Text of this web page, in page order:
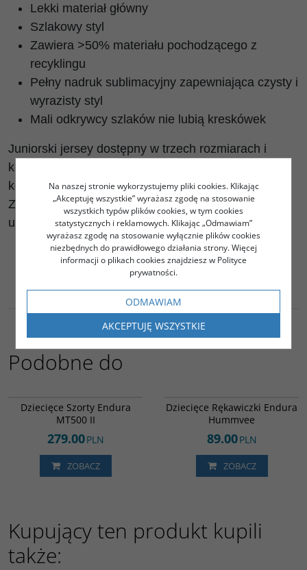
Lekki materiał główny
Szlakowy styl
Zawiera >50% materiału pochodzącego z
recyklingu
Pełny nadruk sublimacyjny zapewniająca czysty i
wyrazisty styl
Mali odkrywcy szlaków nie lubią kreskówek
Juniorski jersey dostępny w trzech rozmiarach i
kolorystyce współgrającej z koszulkami męskiej
kolekcji.
Zabierz dzieciaka na rower, niech się z Tobą
utożsamia i czerpie dobre wzorce!
Podobne do
Dziecięce Szorty Endura
MT500 II
279.00PLN
ZOBACZ
Dziecięce Rękawiczki Endura
Hummvee
89.00PLN
ZOBACZ
Kupujący ten produkt kupili
także:
Na naszej stronie wykorzystujemy pliki cookies. Klikając
„Akceptuję wszystkie” wyrażasz zgodę na stosowanie
wszystkich typów plików cookies, w tym cookies
statystycznych i reklamowych. Klikając „Odmawiam”
wyrażasz zgodę na stosowanie wyłącznie plików cookies
niezbędnych do prawidłowego działania strony. Więcej
informacji o plikach cookies znajdziesz w Polityce
prywatności.
ODMAWIAM
AKCEPTUJĘ WSZYSTKIE